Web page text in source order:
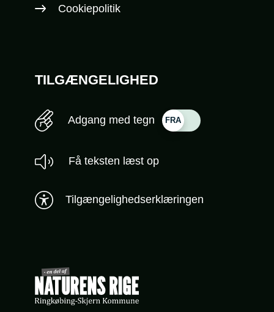
Cookiepolitik
TILGÆNGELIGHED
Adgang med tegn
Få teksten læst op
Tilgængelighedserklæringen